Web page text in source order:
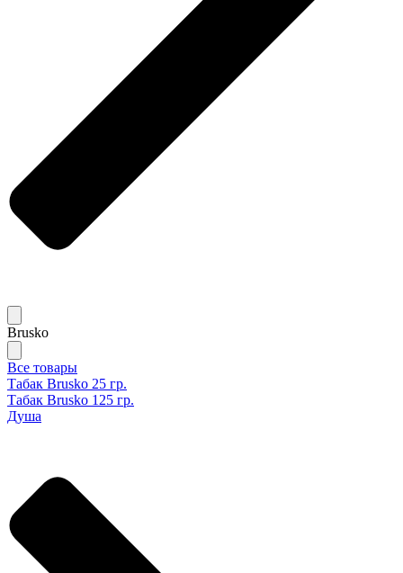
Brusko
Все товары
Табак Brusko 25 гр.
Табак Brusko 125 гр.
Душа